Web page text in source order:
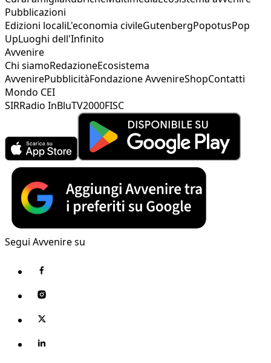
Pubblicazioni
Edizioni localiL'economia civileGutenbergPopotusPop
UpLuoghi dell'Infinito
Avvenire
Chi siamoRedazioneEcosistema
AvvenirePubblicitàFondazione AvvenireShopContatti
Mondo CEI
SIRRadio InBluTV2000FISC
Segui Avvenire su